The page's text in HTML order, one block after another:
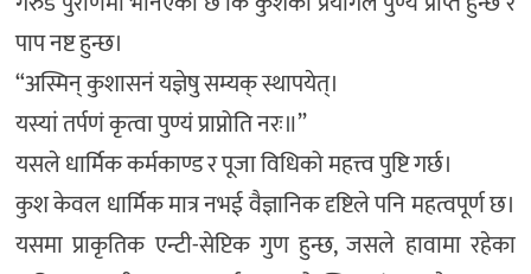
पाप नष्ट हुन्छ।
“अस्मिन् कुशासनं यज्ञेषु सम्यक् स्थापयेत्।
यस्यां तर्पणं कृत्वा पुण्यं प्राप्नोति नरः॥”
यसले धार्मिक कर्मकाण्ड र पूजा विधिको महत्त्व पुष्टि गर्छ।
कुश केवल धार्मिक मात्र नभई वैज्ञानिक दृष्टिले पनि महत्वपूर्ण छ।
यसमा प्राकृतिक एन्टी-सेप्टिक गुण हुन्छ, जसले हावामा रहेका